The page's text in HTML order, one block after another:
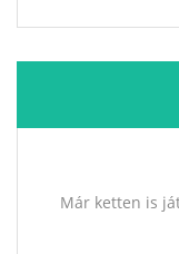
Már ketten is